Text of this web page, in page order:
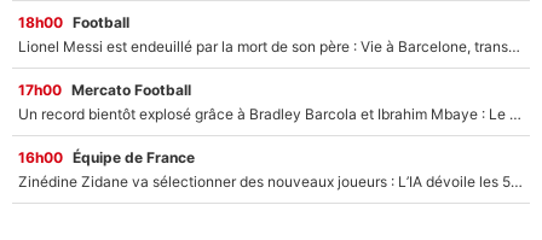
18h00 Football
Lionel Messi est endeuillé par la mort de son père : Vie à Barcelone, transfert au PSG... voilà comment Jorge Messi a joué un rôle essentiel dans sa carrière !
17h00 Mercato Football
Un record bientôt explosé grâce à Bradley Barcola et Ibrahim Mbaye : Le PSG sur le point de réaliser un mercato historique ?
16h00 Équipe de France
Zinédine Zidane va sélectionner des nouveaux joueurs : L’IA dévoile les 5 cracks qui pourraient rapidement le rejoindre en équipe de France !